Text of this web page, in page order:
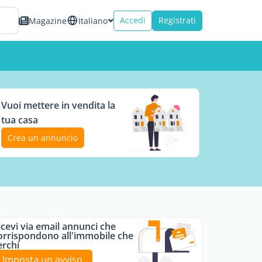
Magazine Italiano Accedi Registrati
Vuoi mettere in vendita la
tua casa
Crea un annuncio
via email annunci che
all'immobile che